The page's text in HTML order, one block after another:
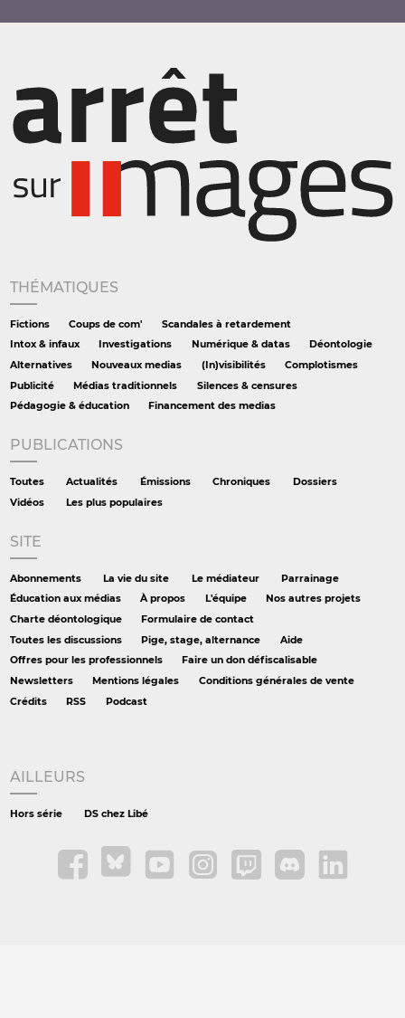
THÉMATIQUES
Fictions Coups de com'
Scandales à retardement
Intox & infaux
Investigations Numérique & datas
Déontologie
Alternatives
Nouveaux medias (In)visibilités
Complotismes
Publicité
Médias traditionnels
Silences & censures
Pédagogie & éducation
Financement des medias
PUBLICATIONS
Toutes Actualités Émissions Chroniques
Dossiers
Vidéos
Les plus populaires
SITE
Abonnements La vie du site Le médiateur
Parrainage
Éducation aux médias
À propos L'équipe
Nos autres projets
Charte déontologique
Formulaire de contact
Toutes les discussions
Pige, stage, alternance
Aide
Offres pour les professionnels
Faire un don défiscalisable
Newsletters
Mentions légales
Conditions générales de vente
Crédits
RSS Podcast
AILLEURS
Hors série DS chez Libé